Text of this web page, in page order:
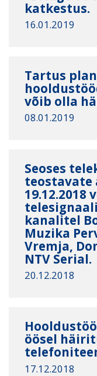
katkestus.
16.01.2019
Tartus
võib olla
08.01.2019
Seoses
teostavate
19.12.2018
kanalitel
Muzika
Vremja,
NTV Serial.
20.12.2018
öösel
17.12.2018